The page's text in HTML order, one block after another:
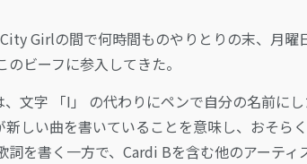
Girlの間で何時間ものやりとりの末、月
ビーフに参入してきた。
文字 「I」 の代わりにペンで自分の名前に
しい曲を書いていることを意味し、おそら
を書く一方で、Cardi Bを含む他のアーティ